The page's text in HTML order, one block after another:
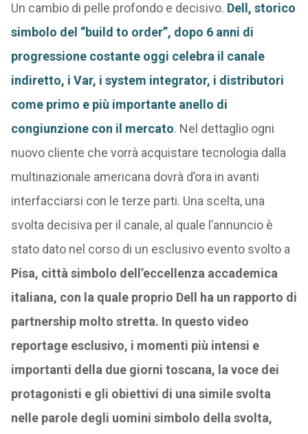
Un cambio di pelle profondo e decisivo. Dell, storico
simbolo del “build to order”, dopo 6 anni di
progressione costante oggi celebra il canale
indiretto, i Var, i system integrator, i distributori
come primo e più importante anello di
congiunzione con il mercato. Nel dettaglio ogni
nuovo cliente che vorrà acquistare tecnologia dalla
multinazionale americana dovrà d’ora in avanti
interfacciarsi con le terze parti. Una scelta, una
svolta decisiva per il canale, al quale l’annuncio è
stato dato nel corso di un esclusivo evento svolto a
Pisa, città simbolo dell’eccellenza accademica
italiana, con la quale proprio Dell ha un rapporto di
partnership molto stretta. In questo video
reportage esclusivo, i momenti più intensi e
importanti della due giorni toscana, la voce dei
protagonisti e gli obiettivi di una simile svolta
nelle parole degli uomini simbolo della svolta,